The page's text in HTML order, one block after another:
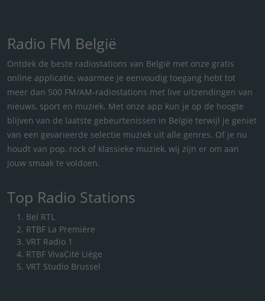
Radio FM België
Ontdek de beste radiostations van België met onze gratis
online applicatie, waarmee je eenvoudig toegang hebt tot
meer dan 500 FM/AM-radiostations met live uitzendingen van
nieuws, sport en muziek. Met onze app kun je op de hoogte
blijven van de laatste gebeurtenissen in België terwijl je geniet
van een gevarieerde selectie muziek uit alle genres. Of je nu
houdt van pop, rock of klassieke muziek, wij zijn er om aan
jouw smaak te voldoen.
Top Radio Stations
Bel RTL
RTBF La Première
VRT Radio 1
RTBF VivaCité Liège
VRT Studio Brussel